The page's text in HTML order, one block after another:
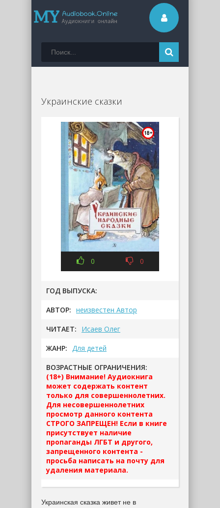
Украинские сказки
0 0
ГОД ВЫПУСКА:
АВТОР: неизвестен Автор
ЧИТАЕТ: Исаев Олег
ЖАНР: Для детей
ВОЗРАСТНЫЕ ОГРАНИЧЕНИЯ:
(18+) Внимание! Аудиокнига
может содержать контент
только для совершеннолетних.
Для несовершеннолетних
просмотр данного контента
СТРОГО ЗАПРЕЩЕН! Если в книге
присутствует наличие
пропаганды ЛГБТ и другого,
запрещенного контента -
просьба написать на почту для
удаления материала.
Украинская сказка живет не в